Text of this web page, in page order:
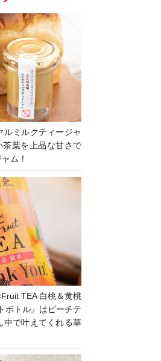
ルミルクティージャ
茶葉を上品な甘さで
ム！
TEA 白桃＆黄桃
ボトル』はピーチテ
中で叶えてくれる華